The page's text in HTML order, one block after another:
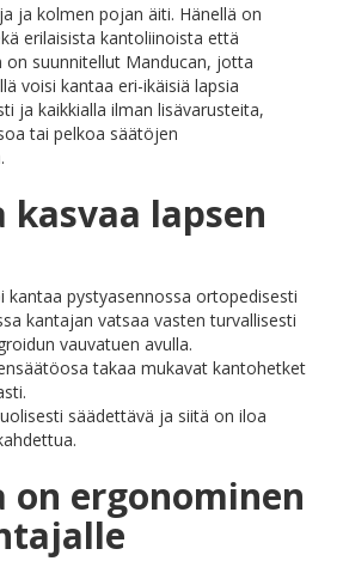
ja kolmen pojan äiti. Hänellä on
erilaisista kantoliinoista että
on suunnitellut Manducan, jotta
voisi kantaa eri-ikäisiä lapsia
ja kaikkialla ilman lisävarusteita,
tai pelkoa säätöjen
kasvaa lapsen
kantaa pystyasennossa ortopedisesti
kantajan vatsaa vasten turvallisesti
vauvatuen avulla.
takaa mukavat kantohetket
säädettävä ja siitä on iloa
on ergonominen